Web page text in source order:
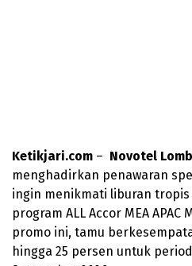
Ketikjari.com – Novotel
menghadirkan penawaran
ingin menikmati liburan tropis
program ALL Accor MEA APAC
promo ini, tamu
hingga 25 persen untuk